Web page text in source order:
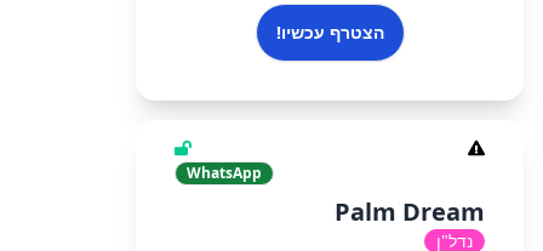
הצטרף עכשיו!
WhatsApp
Palm Dream
נדל"ן